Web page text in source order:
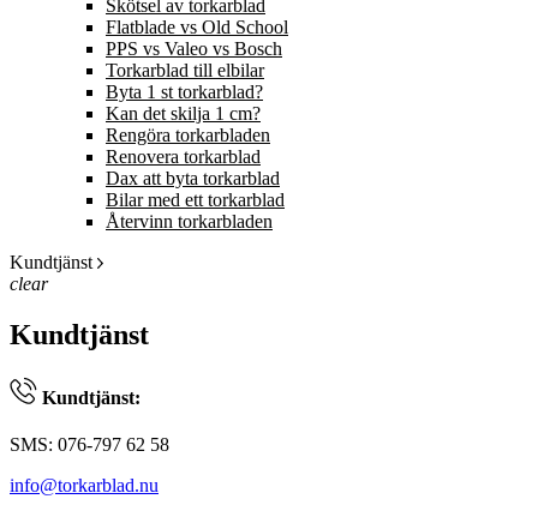
Skötsel av torkarblad
Flatblade vs Old School
PPS vs Valeo vs Bosch
Torkarblad till elbilar
Byta 1 st torkarblad?
Kan det skilja 1 cm?
Rengöra torkarbladen
Renovera torkarblad
Dax att byta torkarblad
Bilar med ett torkarblad
Återvinn torkarbladen
Kundtjänst
clear
Kundtjänst
Kundtjänst:
SMS: 076-797 62 58
info@torkarblad.nu